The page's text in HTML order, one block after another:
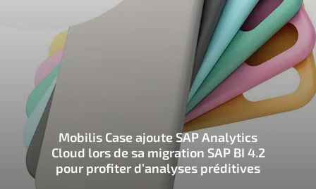
Mobilis Case ajoute SAP Analytics
Cloud lors de sa migration SAP BI 4.2
pour profiter d’analyses préditives